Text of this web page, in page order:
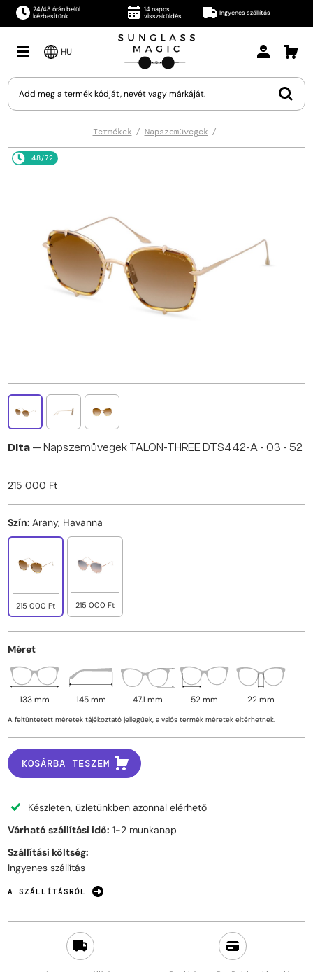
24/48 órán belül
kézbesítünk
14 napos
visszaküldés
Ingyenes szállítás
HU
Termékek Napszemüvegek
48/72
Dita — Napszemüvegek TALON-THREE DTS442-A - 03 - 52
215 000 Ft
Szín: Arany, Havanna
215 000 Ft 215 000 Ft
Méret
133 mm 145 mm 47.1 mm 52 mm 22 mm
A feltüntetett méretek tájékoztató jellegűek, a valós termék méretek eltérhetnek.
KOSÁRBA TESZEM
Készleten, üzletünkben azonnal elérhető
Várható szállítási idő: 1-2 munkanap
Szállítási költség:
Ingyenes szállítás
A SZÁLLÍTÁSRÓL